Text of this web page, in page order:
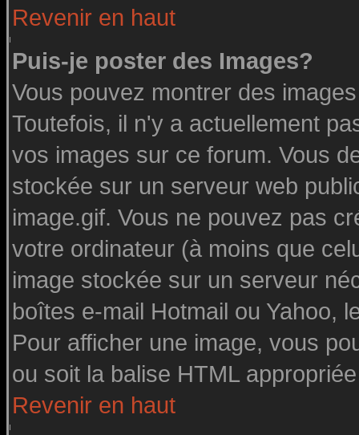
Revenir en haut
Puis-je poster des Images?
Vous pouvez montrer des
Toutefois, il n'y a actuellement
vos images sur ce forum. Vous
stockée sur un serveur web
image.gif. Vous ne pouvez pas
votre ordinateur (à moins que
image stockée sur un serveur
boîtes e-mail Hotmail ou Yahoo,
Pour afficher une image, vous
ou soit la balise HTML
Revenir en haut